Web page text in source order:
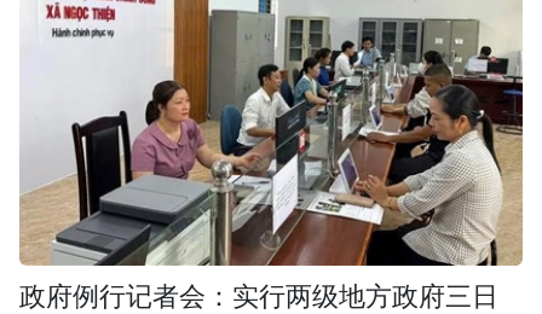
政府例行记者会：实行两级地方政府三日